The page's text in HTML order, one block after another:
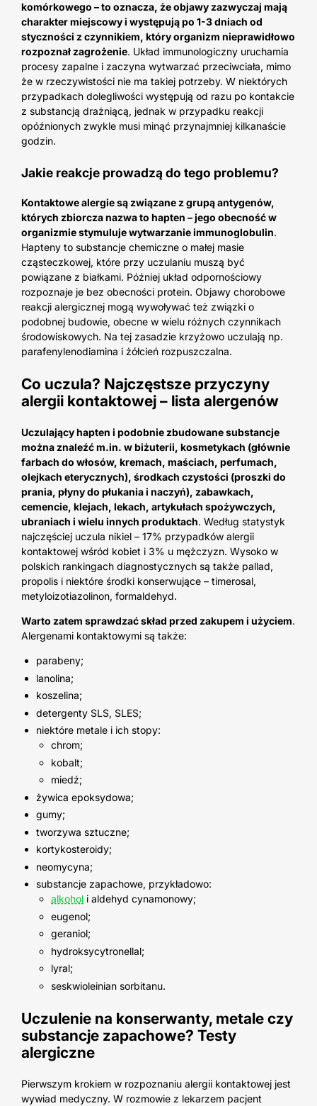
komórkowego – to oznacza, że objawy zazwyczaj mają
charakter miejscowy i występują po 1-3 dniach od
styczności z czynnikiem, który organizm nieprawidłowo
rozpoznał zagrożenie. Układ immunologiczny uruchamia
procesy zapalne i zaczyna wytwarzać przeciwciała, mimo
że w rzeczywistości nie ma takiej potrzeby. W niektórych
przypadkach dolegliwości występują od razu po kontakcie
z substancją drażniącą, jednak w przypadku reakcji
opóźnionych zwykle musi minąć przynajmniej kilkanaście
godzin.
Jakie reakcje prowadzą do tego problemu?
Kontaktowe alergie są związane z grupą antygenów,
których zbiorcza nazwa to hapten – jego obecność w
organizmie stymuluje wytwarzanie immunoglobulin.
Hapteny to substancje chemiczne o małej masie
cząsteczkowej, które przy uczulaniu muszą być
powiązane z białkami. Później układ odpornościowy
rozpoznaje je bez obecności protein. Objawy chorobowe
reakcji alergicznej mogą wywoływać też związki o
podobnej budowie, obecne w wielu różnych czynnikach
środowiskowych. Na tej zasadzie krzyżowo uczulają np.
parafenylenodiamina i żółcień rozpuszczalna.
Co uczula? Najczęstsze przyczyny
alergii kontaktowej – lista alergenów
Uczulający hapten i podobnie zbudowane substancje
można znaleźć m.in. w biżuterii, kosmetykach (głównie
farbach do włosów, kremach, maściach, perfumach,
olejkach eterycznych), środkach czystości (proszki do
prania, płyny do płukania i naczyń), zabawkach,
cemencie, klejach, lekach, artykułach spożywczych,
ubraniach i wielu innych produktach. Według statystyk
najczęściej uczula nikiel – 17% przypadków alergii
kontaktowej wśród kobiet i 3% u mężczyzn. Wysoko w
polskich rankingach diagnostycznych są także pallad,
propolis i niektóre środki konserwujące – timerosal,
metyloizotiazolinon, formaldehyd.
Warto zatem sprawdzać skład przed zakupem i użyciem.
Alergenami kontaktowymi są także:
parabeny;
lanolina;
koszelina;
detergenty SLS, SLES;
niektóre metale i ich stopy:
chrom;
kobalt;
miedź;
żywica epoksydowa;
gumy;
tworzywa sztuczne;
kortykosteroidy;
neomycyna;
substancje zapachowe, przykładowo:
alkohol i aldehyd cynamonowy;
eugenol;
geraniol;
hydroksycytronellal;
lyral;
seskwioleinian sorbitanu.
Uczulenie na konserwanty, metale czy
substancje zapachowe? Testy
alergiczne
Pierwszym krokiem w rozpoznaniu alergii kontaktowej jest
wywiad medyczny. W rozmowie z lekarzem pacjent